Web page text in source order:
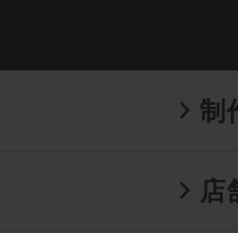
制
店